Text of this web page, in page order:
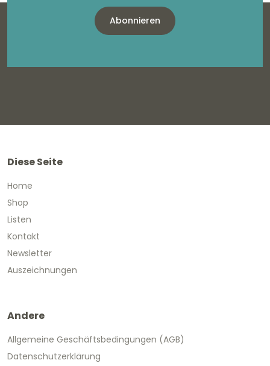
Abonnieren
Diese Seite
Home
Shop
Listen
Kontakt
Newsletter
Auszeichnungen
Andere
Allgemeine Geschäftsbedingungen (AGB)
Datenschutzerklärung